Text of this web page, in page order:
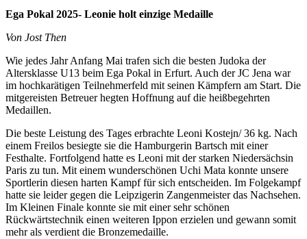
Ega Pokal 2025- Leonie holt einzige Medaille
Von Jost Then
Wie jedes Jahr Anfang Mai trafen sich die besten Judoka der
Altersklasse U13 beim Ega Pokal in Erfurt. Auch der JC Jena war
im hochkarätigen Teilnehmerfeld mit seinen Kämpfern am Start. Die
mitgereisten Betreuer hegten Hoffnung auf die heißbegehrten
Medaillen.
Die beste Leistung des Tages erbrachte Leoni Kostejn/ 36 kg. Nach
einem Freilos besiegte sie die Hamburgerin Bartsch mit einer
Festhalte. Fortfolgend hatte es Leoni mit der starken Niedersächsin
Paris zu tun. Mit einem wunderschönen Uchi Mata konnte unsere
Sportlerin diesen harten Kampf für sich entscheiden. Im Folgekampf
hatte sie leider gegen die Leipzigerin Zangenmeister das Nachsehen.
Im Kleinen Finale konnte sie mit einer sehr schönen
Rückwärtstechnik einen weiteren Ippon erzielen und gewann somit
mehr als verdient die Bronzemedaille.